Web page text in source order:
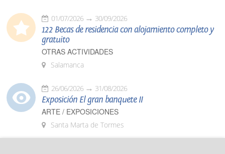
01/07/2026 30/09/2026
122 Becas de residencia con alojamiento completo y
gratuito
OTRAS ACTIVIDADES
Salamanca
26/06/2026 31/08/2026
Exposición El gran banquete II
ARTE / EXPOSICIONES
Santa Marta de Tormes